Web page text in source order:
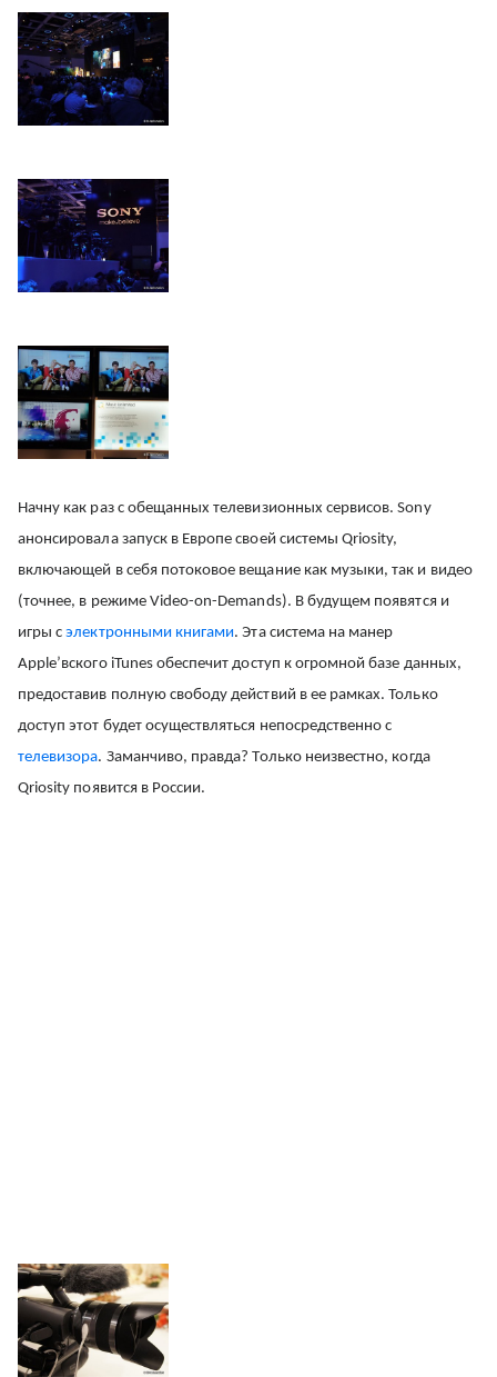
Начну как раз с обещанных телевизионных сервисов. Sony
анонсировала запуск в Европе своей системы Qriosity,
включающей в себя потоковое вещание как музыки, так и видео
(точнее, в режиме Video-on-Demands). В будущем появятся и
игры сэлектронными книгами. Эта система на манер
Apple’вского iTunes обеспечит доступ к огромной базе данных,
предоставив полную свободу действий в ее рамках. Только
доступ этот будет осуществляться непосредственно с
телевизора. Заманчиво, правда? Только неизвестно, когда
Qriosity появится в России.